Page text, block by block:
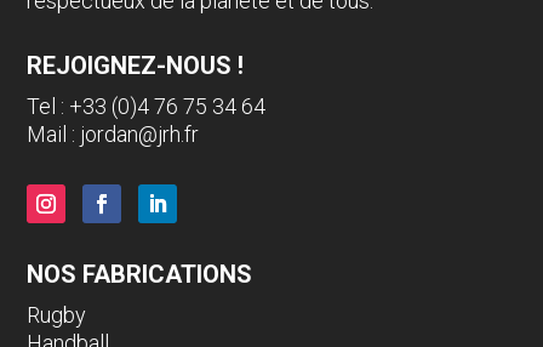
REJOIGNEZ-NOUS !
Tel : +33 (0)4 76 75 34 64
Mail : jordan@jrh.fr
NOS FABRICATIONS
Rugby